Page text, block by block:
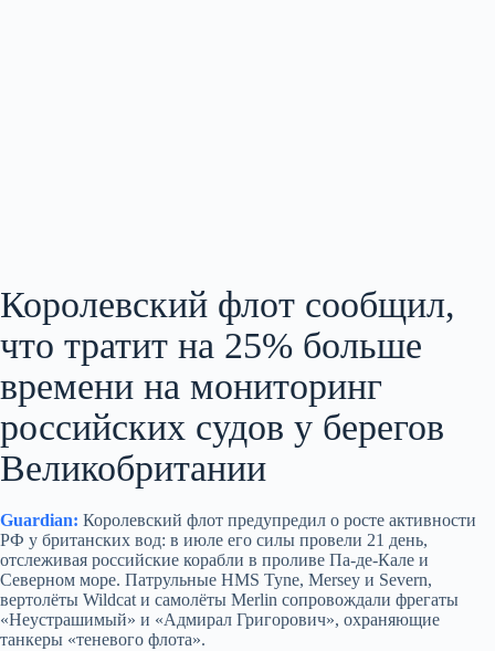
Королевский флот сообщил,
что тратит на 25% больше
времени на мониторинг
российских судов у берегов
Великобритании
Guardian: Королевский флот предупредил о росте активности
РФ у британских вод: в июле его силы провели 21 день,
отслеживая российские корабли в проливе Па-де-Кале и
Северном море. Патрульные HMS Tyne, Mersey и Severn,
вертолёты Wildcat и самолёты Merlin сопровождали фрегаты
«Неустрашимый» и «Адмирал Григорович», охраняющие
танкеры «теневого флота».